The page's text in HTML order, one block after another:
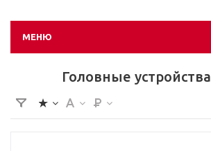
МЕНЮ
Головные устройства